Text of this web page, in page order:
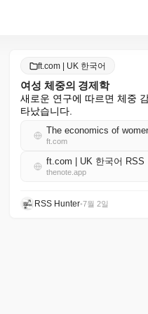
ft.com | UK 한국어
여성 체중의 경제학
새로운 연구에 따르면 체중
타났습니다.
The economics of
ft.com
ft.com | UK 한국어 RSS
thenote.app
RSS Hunter•7월 2일